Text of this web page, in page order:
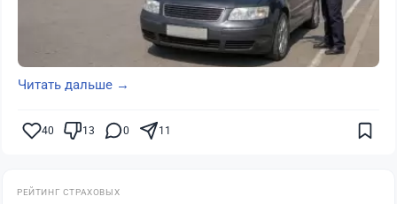
Читать дальше →
40 13 0 11
РЕЙТИНГ СТРАХОВЫХ